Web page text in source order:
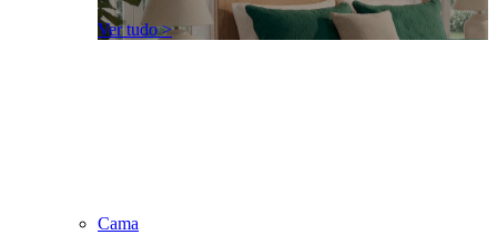
Ver tudo >
Cama